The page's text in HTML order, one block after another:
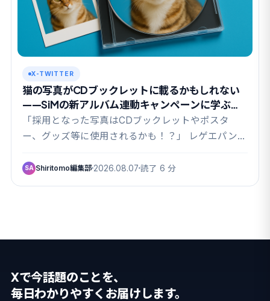
X-TWITTER
猫の写真がCDブックレットに載るかもしれない
——SiMの新アルバム連動キャンペーンに学ぶ
UGC設計
「採用となった写真はCDブックレットやポスタ
ー、グッズ等に使用されるかも！？」 レゲエパンク
SA Shiritomo編集部 2026.08.07 読了 6 分
Xで今話題のことを、
毎日わかりやすくお届けします。